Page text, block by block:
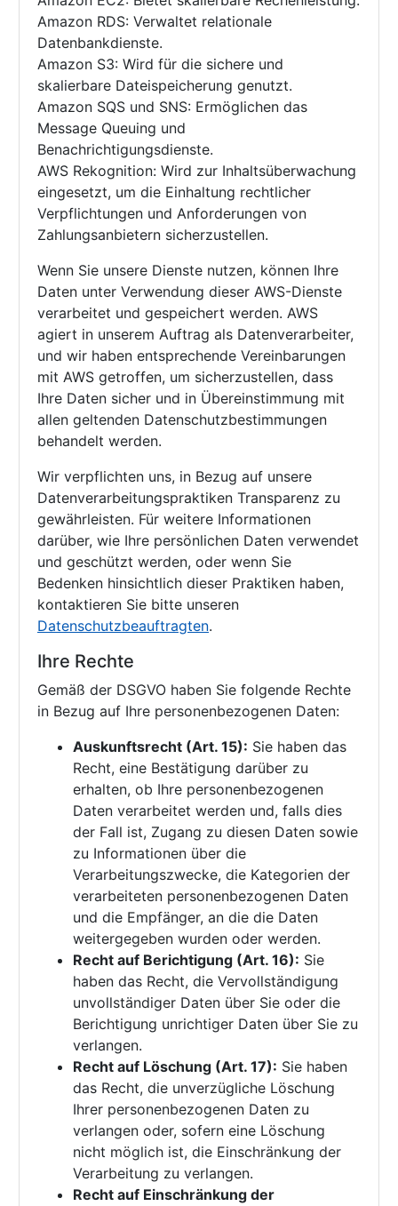
Amazon RDS: Verwaltet relationale
Datenbankdienste.
Amazon S3: Wird für die sichere und
skalierbare Dateispeicherung genutzt.
Amazon SQS und SNS: Ermöglichen das
Message Queuing und
Benachrichtigungsdienste.
AWS Rekognition: Wird zur Inhaltsüberwachung
eingesetzt, um die Einhaltung rechtlicher
Verpflichtungen und Anforderungen von
Zahlungsanbietern sicherzustellen.
Wenn Sie unsere Dienste nutzen, können Ihre
Daten unter Verwendung dieser AWS-Dienste
verarbeitet und gespeichert werden. AWS
agiert in unserem Auftrag als Datenverarbeiter,
und wir haben entsprechende Vereinbarungen
mit AWS getroffen, um sicherzustellen, dass
Ihre Daten sicher und in Übereinstimmung mit
allen geltenden Datenschutzbestimmungen
behandelt werden.
Wir verpflichten uns, in Bezug auf unsere
Datenverarbeitungspraktiken Transparenz zu
gewährleisten. Für weitere Informationen
darüber, wie Ihre persönlichen Daten verwendet
und geschützt werden, oder wenn Sie
Bedenken hinsichtlich dieser Praktiken haben,
kontaktieren Sie bitte unseren
Datenschutzbeauftragten.
Ihre Rechte
Gemäß der DSGVO haben Sie folgende Rechte
in Bezug auf Ihre personenbezogenen Daten:
Auskunftsrecht (Art. 15): Sie haben das
Recht, eine Bestätigung darüber zu
erhalten, ob Ihre personenbezogenen
Daten verarbeitet werden und, falls dies
der Fall ist, Zugang zu diesen Daten sowie
zu Informationen über die
Verarbeitungszwecke, die Kategorien der
verarbeiteten personenbezogenen Daten
und die Empfänger, an die die Daten
weitergegeben wurden oder werden.
Recht auf Berichtigung (Art. 16): Sie
haben das Recht, die Vervollständigung
unvollständiger Daten über Sie oder die
Berichtigung unrichtiger Daten über Sie zu
verlangen.
Recht auf Löschung (Art. 17): Sie haben
das Recht, die unverzügliche Löschung
Ihrer personenbezogenen Daten zu
verlangen oder, sofern eine Löschung
nicht möglich ist, die Einschränkung der
Verarbeitung zu verlangen.
Recht auf Einschränkung der